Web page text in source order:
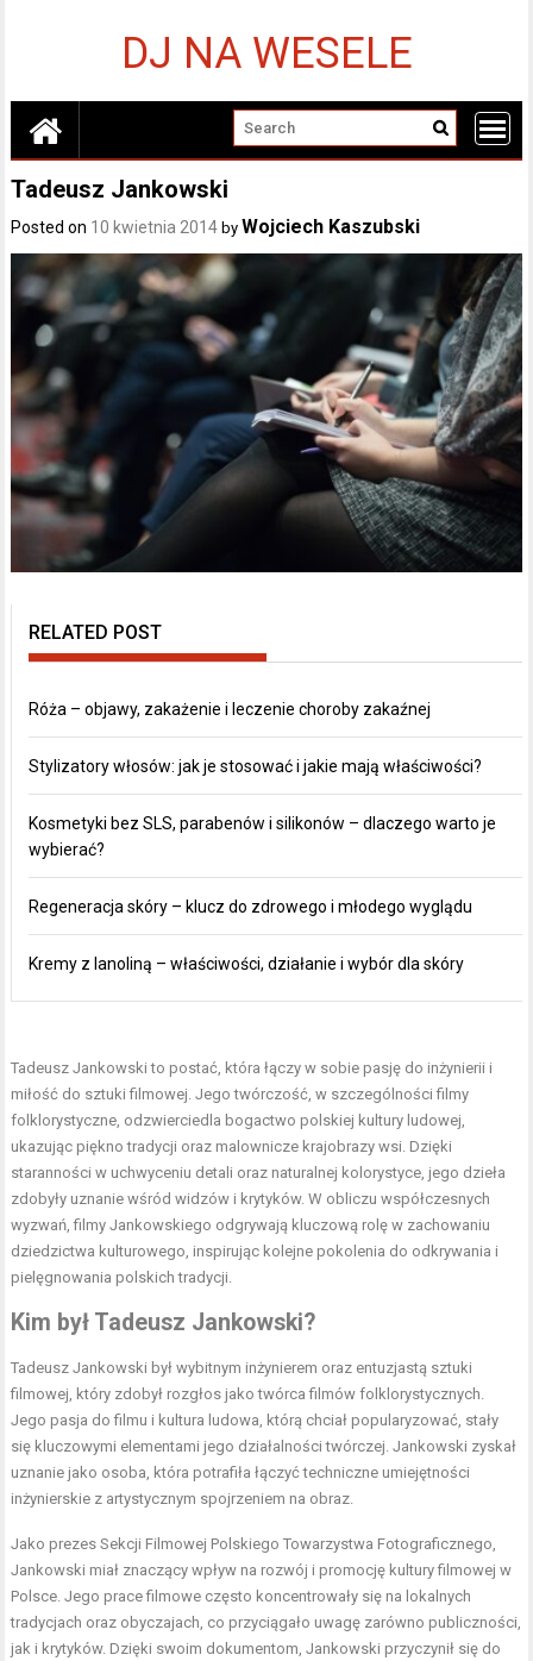
DJ NA WESELE
Tadeusz Jankowski
Posted on 10 kwietnia 2014 by Wojciech Kaszubski
RELATED POST
Róża – objawy, zakażenie i leczenie choroby zakaźnej
Stylizatory włosów: jak je stosować i jakie mają właściwości?
Kosmetyki bez SLS, parabenów i silikonów – dlaczego warto je
wybierać?
Regeneracja skóry – klucz do zdrowego i młodego wyglądu
Kremy z lanoliną – właściwości, działanie i wybór dla skóry
Tadeusz Jankowski to postać, która łączy w sobie pasję do inżynierii i
miłość do sztuki filmowej. Jego twórczość, w szczególności filmy
folklorystyczne, odzwierciedla bogactwo polskiej kultury ludowej,
ukazując piękno tradycji oraz malownicze krajobrazy wsi. Dzięki
staranności w uchwyceniu detali oraz naturalnej kolorystyce, jego dzieła
zdobyły uznanie wśród widzów i krytyków. W obliczu współczesnych
wyzwań, filmy Jankowskiego odgrywają kluczową rolę w zachowaniu
dziedzictwa kulturowego, inspirując kolejne pokolenia do odkrywania i
pielęgnowania polskich tradycji.
Kim był Tadeusz Jankowski?
Tadeusz Jankowski był wybitnym inżynierem oraz entuzjastą sztuki
filmowej, który zdobył rozgłos jako twórca filmów folklorystycznych.
Jego pasja do filmu i kultura ludowa, którą chciał popularyzować, stały
się kluczowymi elementami jego działalności twórczej. Jankowski zyskał
uznanie jako osoba, która potrafiła łączyć techniczne umiejętności
inżynierskie z artystycznym spojrzeniem na obraz.
Jako prezes Sekcji Filmowej Polskiego Towarzystwa Fotograficznego,
Jankowski miał znaczący wpływ na rozwój i promocję kultury filmowej w
Polsce. Jego prace filmowe często koncentrowały się na lokalnych
tradycjach oraz obyczajach, co przyciągało uwagę zarówno publiczności,
jak i krytyków. Dzięki swoim dokumentom, Jankowski przyczynił się do